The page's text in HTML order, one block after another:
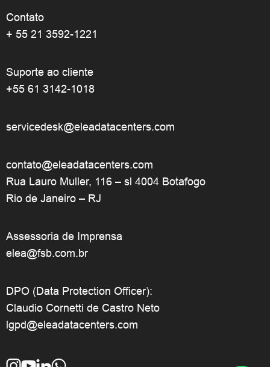
Contato
+ 55 21 3592-1221
Suporte ao cliente
+55 61 3142-1018
servicedesk@eleadatacenters.com
contato@eleadatacenters.com
Rua Lauro Muller, 116 – sl 4004 Botafogo
Rio de Janeiro – RJ
Assessoria de Imprensa
elea@fsb.com.br
DPO (Data Protection Officer):
Claudio Cornetti de Castro Neto
lgpd@eleadatacenters.com